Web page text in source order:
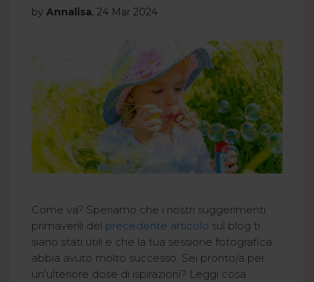
by Annalisa, 24 Mar 2024
Come va? Speriamo che i nostri suggerimenti
primaverili del precedente articolo sul blog ti
siano stati utili e che la tua sessione fotografica
abbia avuto molto successo. Sei pronto/a per
un'ulteriore dose di ispirazioni? Leggi cosa